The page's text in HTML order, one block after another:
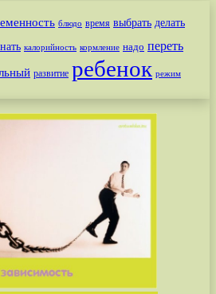
блюдо время выбрать делать
калорийность кормление надо переть
развитие ребенок режим